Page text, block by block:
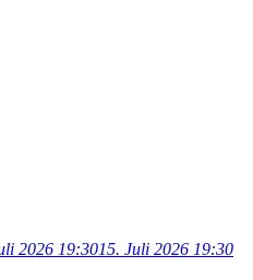
2026 19:3015. Juli 2026 19:30